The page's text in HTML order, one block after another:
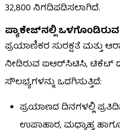
32,800 ನಿಗದಿಪಡಿಸಲಾಗಿದೆ.
ಪ್ಯಾಕೇಜ್‌ನಲ್ಲಿ
ಪ್ರಯಾಣಿಕರ ಸುರಕ್ಷತೆ ಮತ್ತು
ನೀಡಿರುವ ಐಆರ್‌ಸಿಟಿಸಿ, ಟಿಕೆಟ್
ಸೌಲಭ್ಯಗಳನ್ನು ಒದಗಿಸುತ್ತಿದೆ:
ಪ್ರಯಾಣದ ದಿನಗಳಲ್ಲಿ
ಉಪಾಹಾರ, ಮಧ್ಯಾಹ್ನ